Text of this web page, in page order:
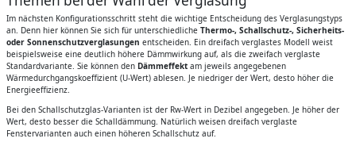
Im nächsten Konfigurationsschritt steht die wichtige Entscheidung des Verglasungstyps
an. Denn hier können Sie sich für unterschiedliche Thermo-, Schallschutz-, Sicherheits-
oder Sonnenschutzverglasungen entscheiden. Ein dreifach verglastes Modell weist
beispielsweise eine deutlich höhere Dämmwirkung auf, als die zweifach verglaste
Standardvariante. Sie können den Dämmeffektam jeweils angegebenen
Wärmedurchgangskoeffizient (U-Wert) ablesen. Je niedriger der Wert, desto höher die
Energieeffizienz.
Bei den Schallschutzglas-Varianten ist der Rw-Wert in Dezibel angegeben. Je höher der
Wert, desto besser die Schalldämmung. Natürlich weisen dreifach verglaste
Fenstervarianten auch einen höheren Schallschutz auf.